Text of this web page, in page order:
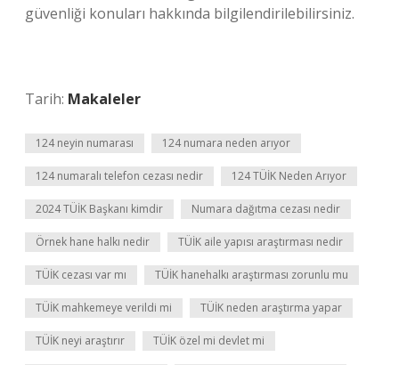
güvenliği konuları hakkında bilgilendirilebilirsiniz.
Tarih: Makaleler
124 neyin numarası 124 numara neden arıyor
124 numaralı telefon cezası nedir 124 TÜİK Neden Arıyor
2024 TÜİK Başkanı kimdir Numara dağıtma cezası nedir
Örnek hane halkı nedir TÜİK aile yapısı araştırması nedir
TÜİK cezası var mı TÜİK hanehalkı araştırması zorunlu mu
TÜİK mahkemeye verildi mi TÜİK neden araştırma yapar
TÜİK neyi araştırır TÜİK özel mi devlet mi